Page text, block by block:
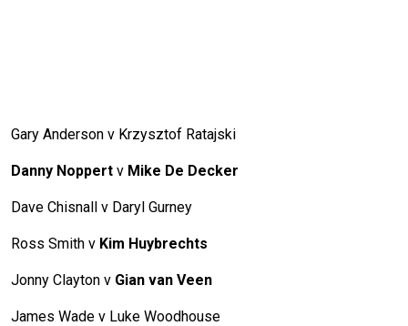
Gary Anderson v Krzysztof Ratajski
Danny Noppert v Mike De Decker
Dave Chisnall v Daryl Gurney
Ross Smith v Kim Huybrechts
Jonny Clayton v Gian van Veen
James Wade v Luke Woodhouse